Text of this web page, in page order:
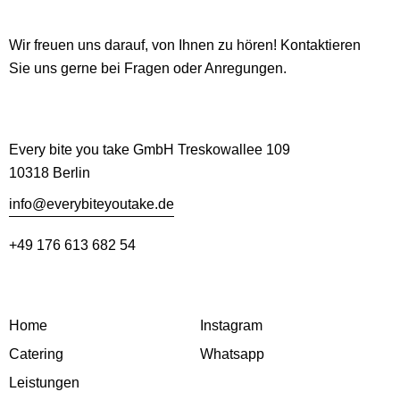
Wir freuen uns darauf, von Ihnen zu hören! Kontaktieren
Sie uns gerne bei Fragen oder Anregungen.
Every bite you take GmbH Treskowallee 109
10318 Berlin
info@everybiteyoutake.de
+49 176 613 682 54
Home
Catering
Leistungen
Instagram
Whatsapp